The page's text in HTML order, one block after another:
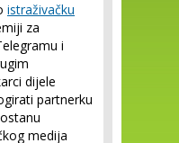
istraživačku
za
i
dijele
partnerku
medija